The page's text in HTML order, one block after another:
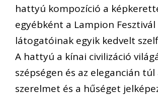
hattyú kompozíció a
egyébként a Lampion Fesztivál
látogatóinak egyik kedvelt
A hattyú a kínai civilizáció
szépségen és az elegancián túl
szerelmet és a hűséget